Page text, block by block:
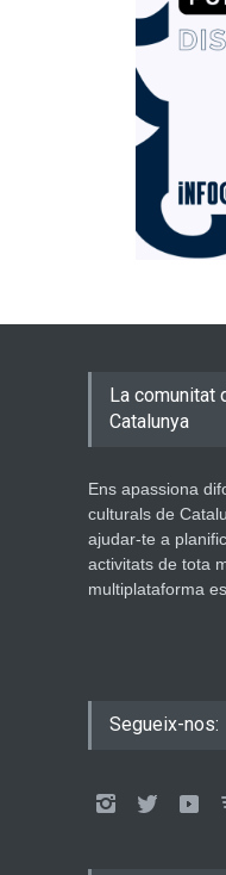
La comunitat
Catalunya
Ens apassiona
culturals de
ajudar-te a
activitats de tota
multiplataforma
Segueix-nos: